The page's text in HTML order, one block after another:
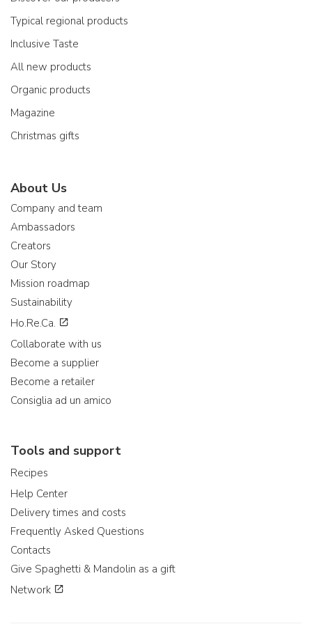
Typical regional products
Inclusive Taste
All new products
Organic products
Magazine
Christmas gifts
About Us
Company and team
Ambassadors
Creators
Our Story
Mission roadmap
Sustainability
Ho.Re.Ca.
Collaborate with us
Become a supplier
Become a retailer
Consiglia ad un amico
Tools and support
Recipes
Help Center
Delivery times and costs
Frequently Asked Questions
Contacts
Give Spaghetti & Mandolin as a gift
Network